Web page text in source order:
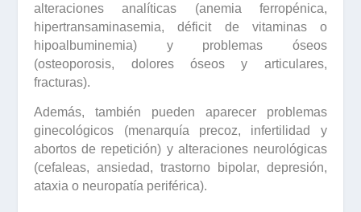
alteraciones analíticas (anemia ferropénica,
hipertransaminasemia, déficit de vitaminas o
hipoalbuminemia) y problemas óseos
(osteoporosis, dolores óseos y articulares,
fracturas).
Además, también pueden aparecer problemas
ginecológicos (menarquía precoz, infertilidad y
abortos de repetición) y alteraciones neurológicas
(cefaleas, ansiedad, trastorno bipolar, depresión,
ataxia o neuropatía periférica).